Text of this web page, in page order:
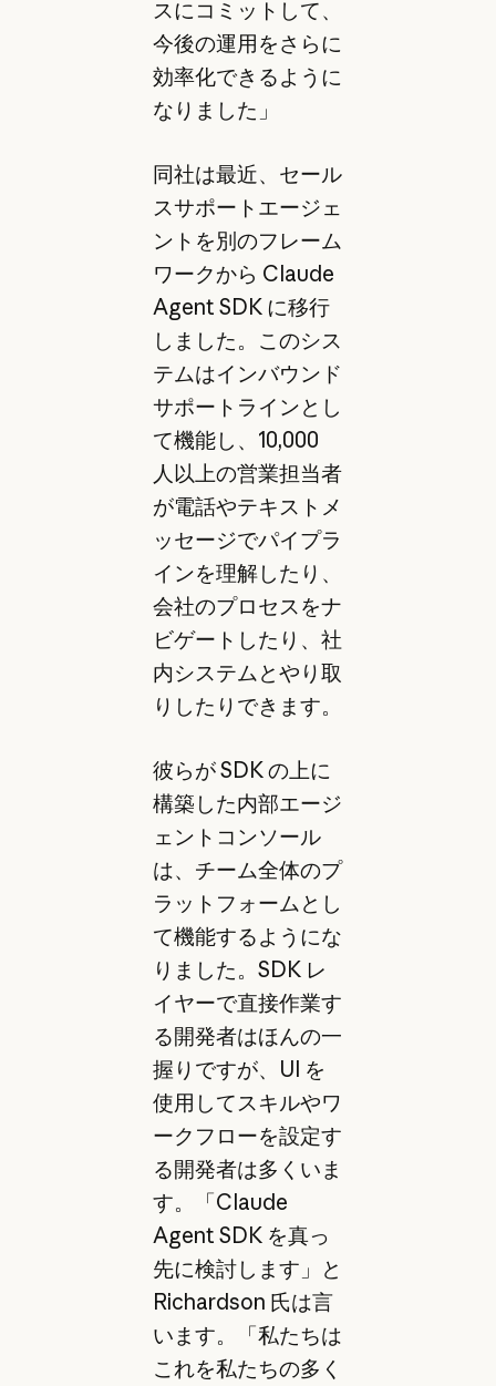
スにコミットして、
今後の運用をさらに
効率化できるように
なりました」
同社は最近、セール
スサポートエージェ
ントを別のフレーム
ワークから Claude
Agent SDK に移行
しました。このシス
テムはインバウンド
サポートラインとし
て機能し、10,000
人以上の営業担当者
が電話やテキストメ
ッセージでパイプラ
インを理解したり、
会社のプロセスをナ
ビゲートしたり、社
内システムとやり取
りしたりできます。
彼らが SDK の上に
構築した内部エージ
ェントコンソール
は、チーム全体のプ
ラットフォームとし
て機能するようにな
りました。SDK レ
イヤーで直接作業す
る開発者はほんの一
握りですが、UI を
使用してスキルやワ
ークフローを設定す
る開発者は多くいま
す。「Claude
Agent SDK を真っ
先に検討します」と
Richardson 氏は言
います。「私たちは
これを私たちの多く